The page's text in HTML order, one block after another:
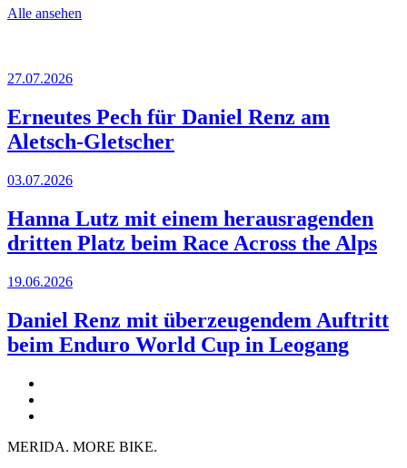
Alle ansehen
27.07.2026
Erneutes Pech für Daniel Renz am
Aletsch-Gletscher
03.07.2026
Hanna Lutz mit einem herausragenden
dritten Platz beim Race Across the Alps
19.06.2026
Daniel Renz mit überzeugendem Auftritt
beim Enduro World Cup in Leogang
MERIDA. MORE BIKE.